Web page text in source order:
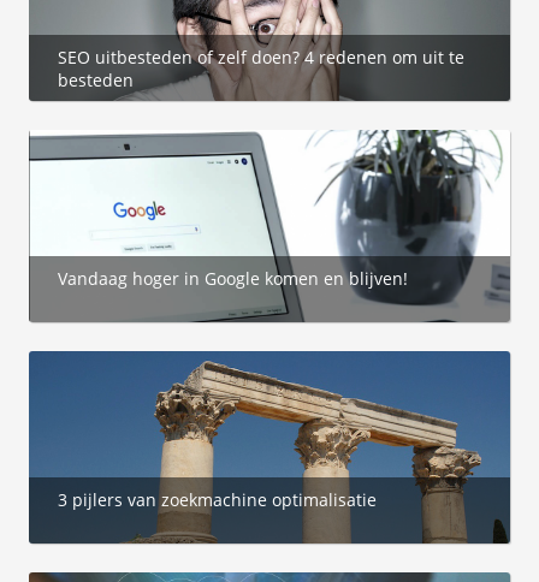
SEO uitbesteden of zelf doen? 4 redenen om uit te
besteden
Vandaag hoger in Google komen en blijven!
3 pijlers van zoekmachine optimalisatie